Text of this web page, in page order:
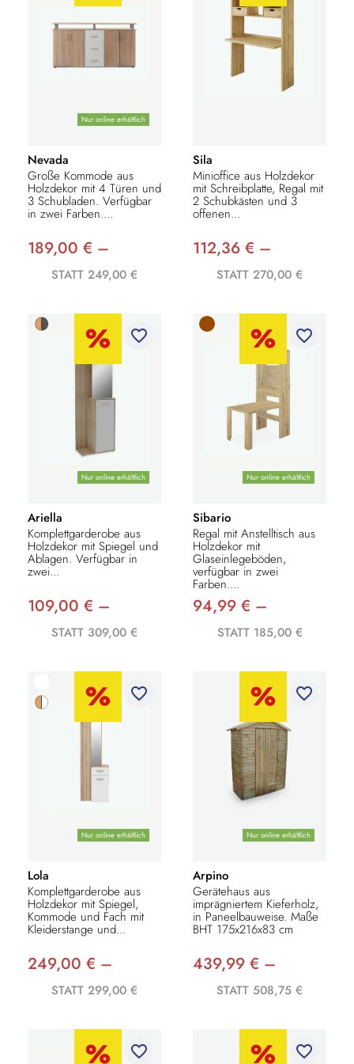
Nur online erhältlich
Nevada
Große Kommode aus
Holzdekor mit 4 Türen und
3 Schubladen. Verfügbar
in zwei Farben....
189,00 € –
STATT 249,00 €
Sila
Minioffice aus Holzdekor
mit Schreibplatte, Regal mit
2 Schubkästen und 3
offenen...
112,36 € –
STATT 270,00 €
Nur online erhältlich
favorite_border
Ariella
Komplettgarderobe aus
Holzdekor mit Spiegel und
Ablagen. Verfügbar in
zwei...
109,00 € –
STATT 309,00 €
Nur online erhältlich
favorite_border
Sibario
Regal mit Anstelltisch aus
Holzdekor mit
Glaseinlegeböden,
verfügbar in zwei
Farben....
94,99 € –
STATT 185,00 €
Nur online erhältlich
favorite_border
Lola
Komplettgarderobe aus
Holzdekor mit Spiegel,
Kommode und Fach mit
Kleiderstange und...
249,00 € –
STATT 299,00 €
Nur online erhältlich
favorite_border
Arpino
Gerätehaus aus
imprägniertem Kieferholz,
in Paneelbauweise. Maße
BHT 175x216x83 cm
439,99 € –
STATT 508,75 €
favorite_border favorite_border